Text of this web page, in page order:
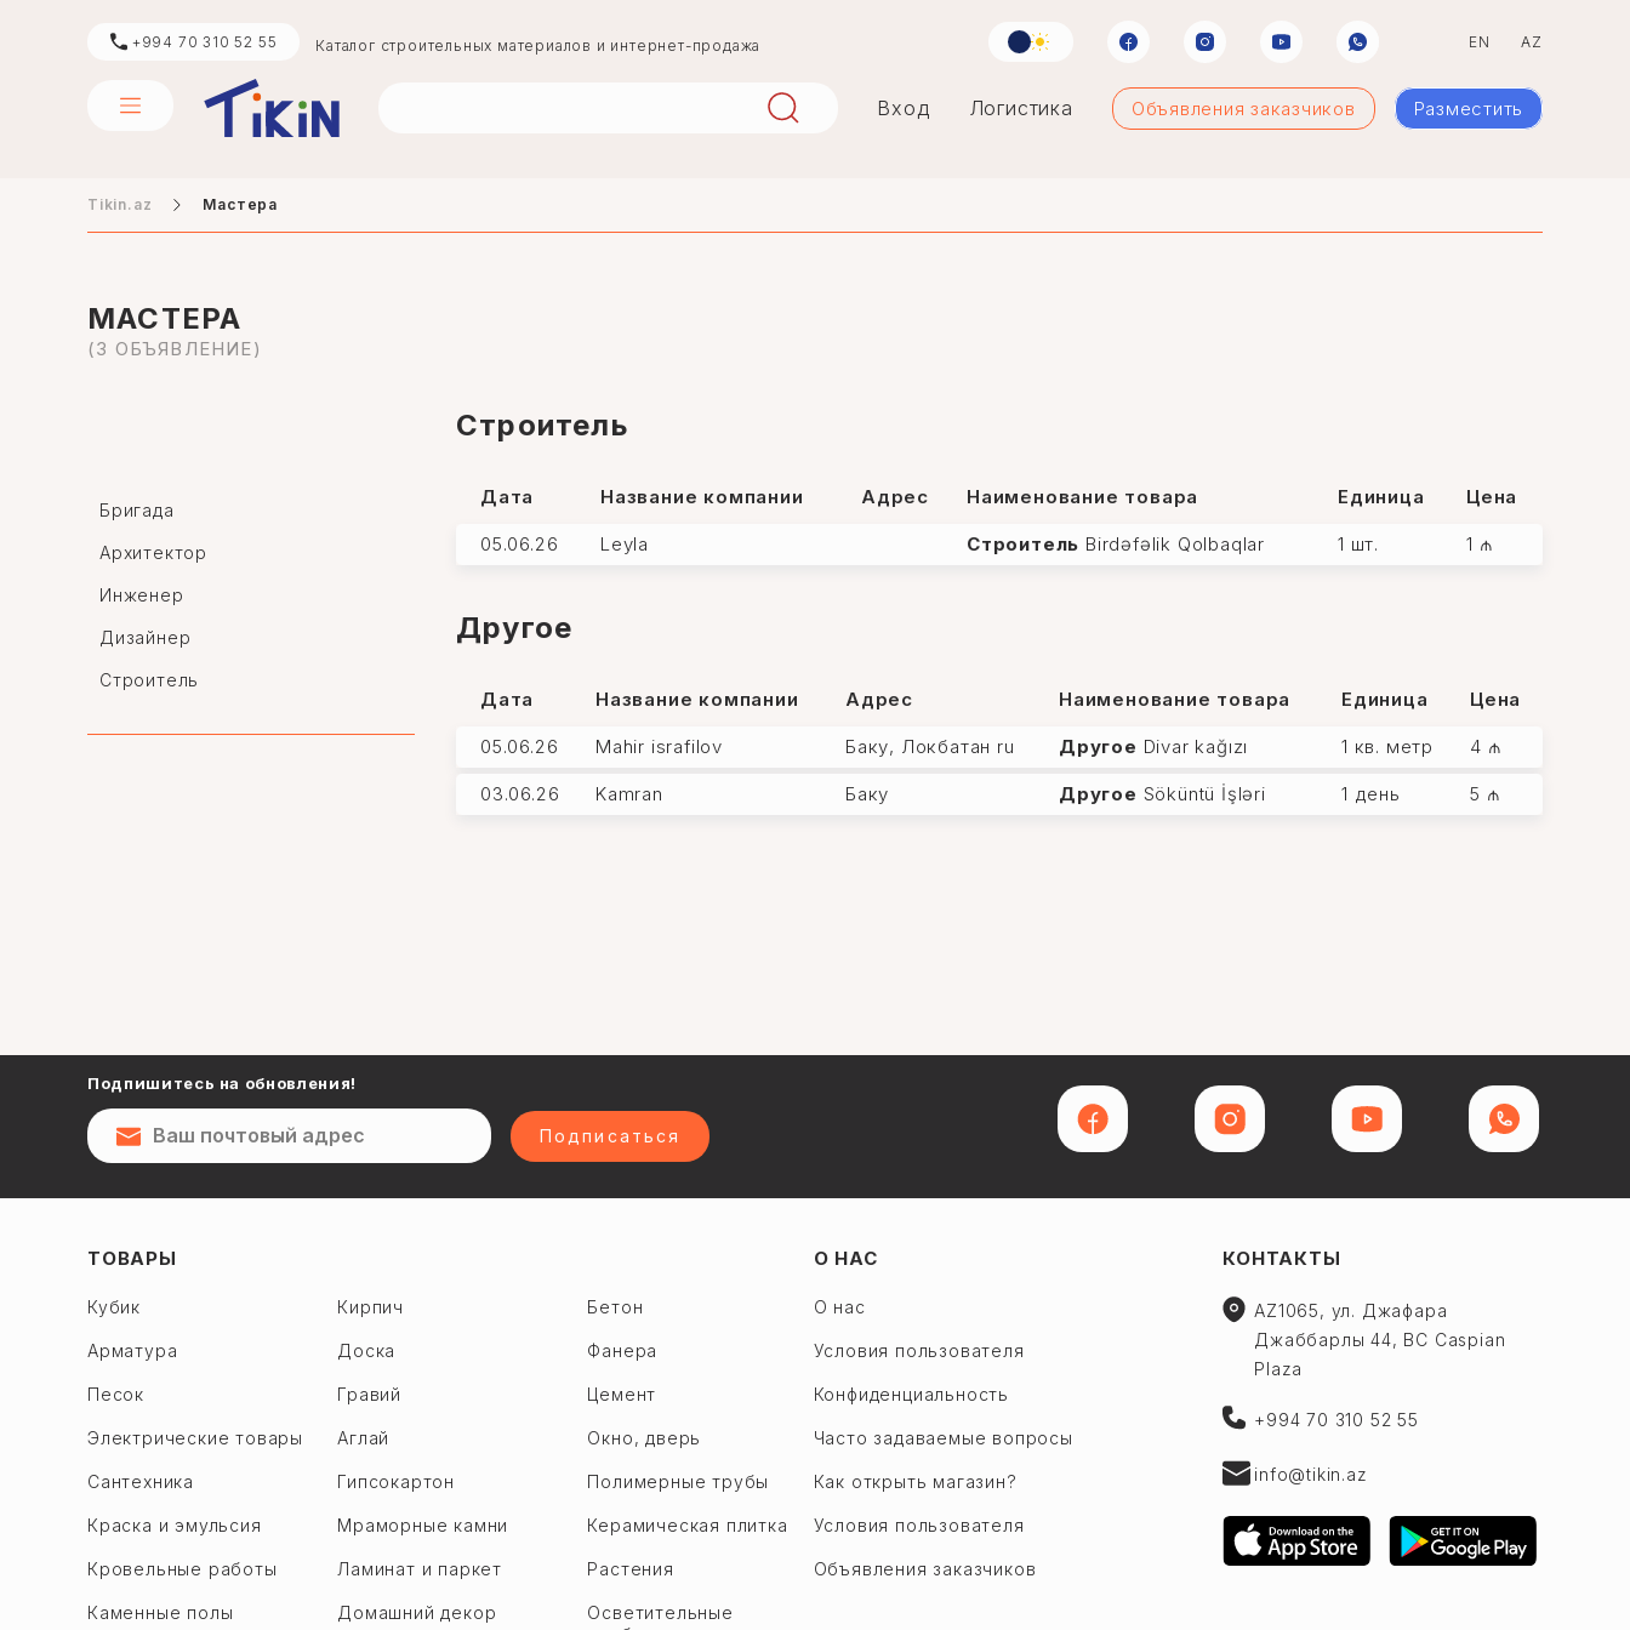
+994 70 310 52 55 Каталог строительных материалов и интернет-продажа EN AZ
Вход Логистика Объявления заказчиков Разместить
Tikin.az Мастера
МАСТЕРА
(3 ОБЪЯВЛЕНИЕ)
Бригада
Архитектор
Инженер
Дизайнер
Строитель
Мастер по паркету и столяр
Döşəmə ustası
Маляр
Мастер кондиционеров
Мастер холодильника
Строитель
Дата Название компании Адрес Наименование товара Единица Цена
05.06.26 Leyla Строитель Birdəfəlik Qolbaqlar 1 шт. 1 ₼
Другое
Дата Название компании Адрес Наименование товара Единица Цена
05.06.26 Mahir israfilov Баку, Локбатан ru Другое Divar kağızı 1 кв. метр 4 ₼
03.06.26 Kamran Баку Другое Söküntü İşləri 1 день 5 ₼
Подпишитесь на обновления!
Подписаться
ТОВАРЫ
Кубик Кирпич Бетон
Арматура Доска Фанера
Песок Гравий Цемент
Электрические товары Аглай Окно, дверь
Сантехника Гипсокартон Полимерные трубы
Краска и эмульсия Мраморные камни Керамическая плитка
Кровельные работы Ламинат и паркет Растения
Каменные полы Домашний декор
Осветительные
О НАС
О нас
Условия пользователя
Конфиденциальность
Часто задаваемые вопросы
Как открыть магазин?
Условия пользователя
Объявления заказчиков
КОНТАКТЫ
AZ1065, ул. Джафара
Джаббарлы 44, BC Caspian
Plaza
+994 70 310 52 55
info@tikin.az